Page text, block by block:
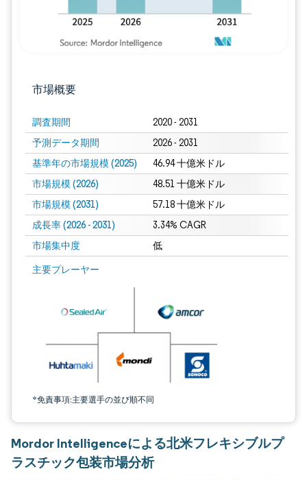
市場概要
調査期間 2020 - 2031
予測データ期間 2026 - 2031
基準年の市場規模 (2025) 46.94 十億米ドル
市場規模 (2026) 48.51 十億米ドル
市場規模 (2031) 57.18 十億米ドル
成長率 (2026 - 2031) 3.34% CAGR
市場集中度 低
主要プレーヤー
*免責事項:主要選手の並び順不同
画像 © Mordor Intelligence。再利用にはCC BY 4.0の表示が必要です。
Mordor Intelligenceによる北米フレキシブルプ
ラスチック包装市場分析